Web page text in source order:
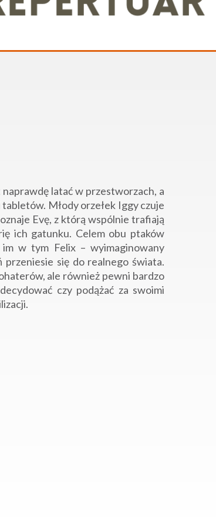
latać w przestworzach, a
Młody orzełek Iggy czuje
Evę, z którą wspólnie trafiają
ich gatunku. Celem obu ptaków
w tym Felix – wyimaginowany
przeniesie się do realnego świata.
ale również pewni bardzo
czy podążać za swoimi